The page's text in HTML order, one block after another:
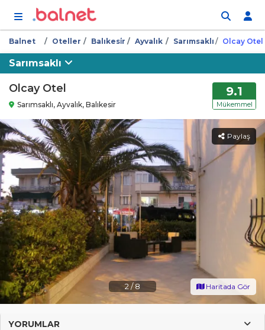
Balnet Oteller Balıkesi̇r Ayvalık Sarımsaklı Olcay Otel
Sarımsaklı
Olcay Otel
Sarımsaklı, Ayvalık, Balıkesir
9.1
Mükemmel
2 /8
Paylaş
Haritada Gör
YORUMLAR